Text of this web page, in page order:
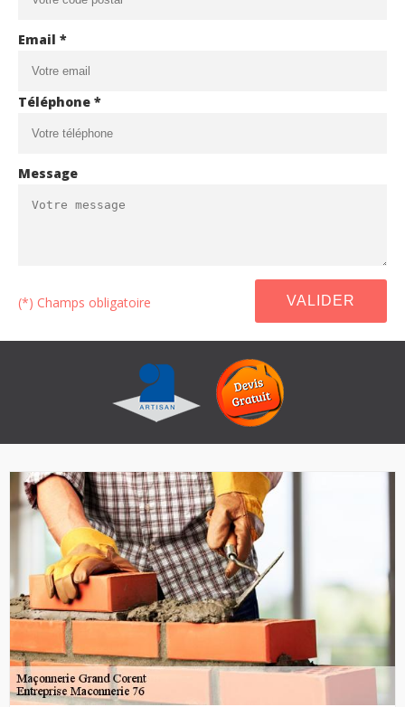
Email *
Téléphone *
Message
(*) Champs obligatoire